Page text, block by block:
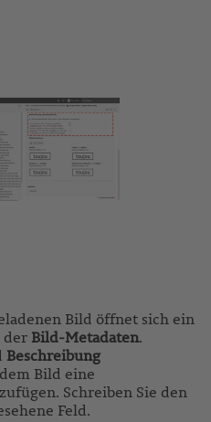
Bild öffnet sich ein
der Bild-Metadaten.
Beschreibung
Bild eine
Schreiben Sie den
Feld.